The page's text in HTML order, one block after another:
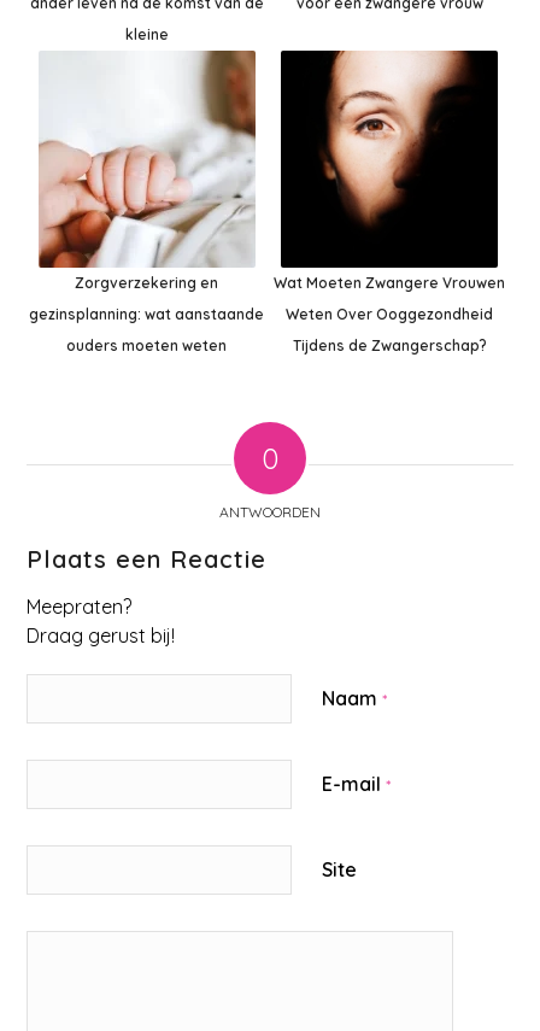
kleine
Zorgverzekering en
gezinsplanning: wat aanstaande
ouders moeten weten
Wat Moeten Zwangere Vrouwen
Weten Over Ooggezondheid
Tijdens de Zwangerschap?
0
ANTWOORDEN
Plaats een Reactie
Meepraten?
Draag gerust bij!
Naam*
E-mail*
Site